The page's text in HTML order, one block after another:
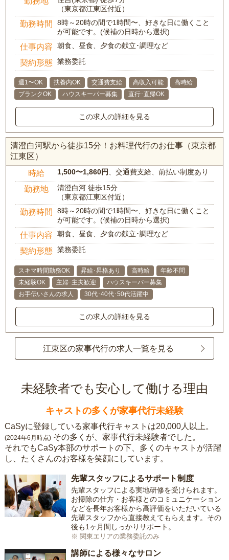
（東京都江東区付近）
勤務時間
8時～20時の間で1時間〜、好きな日に働くこと
が可能です。(候補の日時から選択)
仕事内容 朝食、昼食、夕食の献立･調理など
契約形態 業務委託
週1〜OK 扶養内OK 交通費支給 高収入可能
高時給
ブランクOK
ハウスキーパー募集 直行･直帰OK
この求人の詳細を見る
清澄白河駅から徒歩15分！お料理代行のお仕事（東京都
江東区）
時給 1,500〜1,860円 、交通費支給、前払い制度あり
勤務地
清澄白河 徒歩15分
（東京都江東区付近）
勤務時間
8時～20時の間で1時間〜、好きな日に働くこと
が可能です。(候補の日時から選択)
仕事内容 朝食、昼食、夕食の献立･調理など
契約形態 業務委託
スキマ時間勤務OK 昇給･昇格あり 高時給
年齢不問
未経験OK
主婦･主夫歓迎
ハウスキーパー募集
お手伝いさんの求人
30代･40代･50代活躍中
この求人の詳細を見る
江東区の家事代行の求人一覧を見る
未経験者でも安心して働ける理由
キャストの多くが家事代行未経験
CaSyに登録している家事代行キャストは20,000人以上。
(2024年6月時点) その多くが、家事代行未経験者でした。
それでもCaSy本部のサポートの下、多くのキャストが活躍
し、たくさんのお客様を笑顔にしています。
先輩スタッフによるサポート制度
先輩スタッフによる実地研修を受けられます。
お掃除の仕方・お客様とのコミュニケーション
などを長年お客様から高評価をいただいている
先輩スタッフから直接教えてもらえます。その
後も1ヶ月間しっかりサポート。
※ 関東エリアの業務委託のみ
講師による様々なサロン